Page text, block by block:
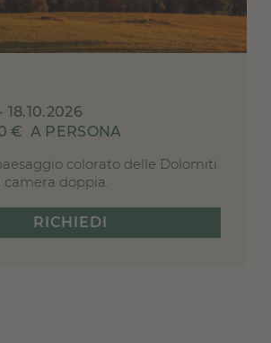
18.10.2026
€ A PERSONA
colorato delle Dolomiti.
doppia.
RICHIEDI